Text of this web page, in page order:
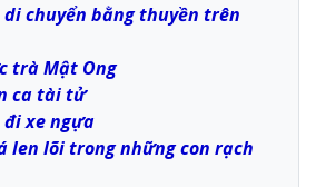
chuyển bằng thuyền trên
trà Mật Ong
ca tài tử
xe ngựa
len lõi trong những con rạch